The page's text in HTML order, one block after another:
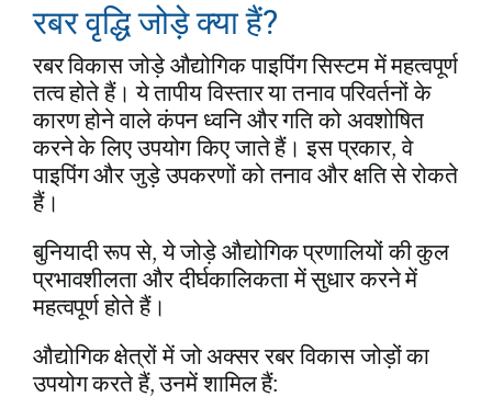
रबर वृद्धि जोड़े क्या हैं?
रबर विकास जोड़े औद्योगिक पाइपिंग सिस्टम में महत्वपूर्ण
तत्व होते हैं। ये तापीय विस्तार या तनाव परिवर्तनों के
कारण होने वाले कंपन ध्वनि और गति को अवशोषित
करने के लिए उपयोग किए जाते हैं। इस प्रकार, वे
पाइपिंग और जुड़े उपकरणों को तनाव और क्षति से रोकते
हैं।
बुनियादी रूप से, ये जोड़े औद्योगिक प्रणालियों की कुल
प्रभावशीलता और दीर्घकालिकता में सुधार करने में
महत्वपूर्ण होते हैं।
औद्योगिक क्षेत्रों में जो अक्सर रबर विकास जोड़ों का
उपयोग करते हैं, उनमें शामिल हैं: